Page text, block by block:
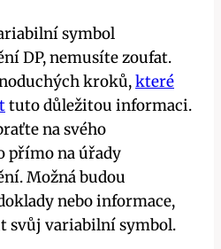
symbol
DP, nemusíte zoufat.
kroků,které
tuto důležitou informaci.
na svého
přímo na úřady
Možná budou
nebo informace,
svůj variabilní symbol.